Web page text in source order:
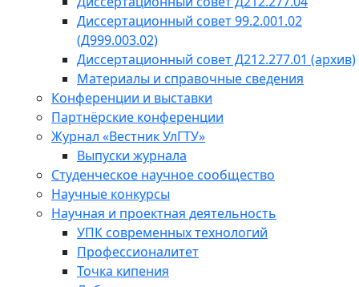
Диссертационный совет 99.2.001.02
(Д999.003.02)
Диссертационный совет Д212.277.01 (архив)
Материалы и справочные сведения
Конференции и выставки
Партнёрские конференции
Журнал «Вестник УлГТУ»
Выпуски журнала
Студенческое научное сообщество
Научные конкурсы
Научная и проектная деятельность
УПК современных технологий
Профессионалитет
Точка кипения